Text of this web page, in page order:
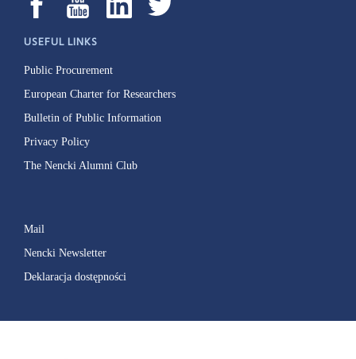
USEFUL LINKS
Public Procurement
European Charter for Researchers
Bulletin of Public Information
Privacy Policy
The Nencki Alumni Club
Mail
Nencki Newsletter
Deklaracja dostępności